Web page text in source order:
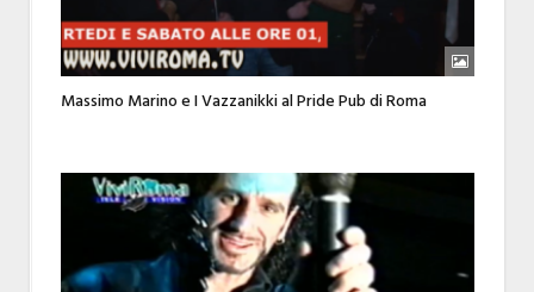
Massimo Marino e I Vazzanikki al Pride Pub di Roma